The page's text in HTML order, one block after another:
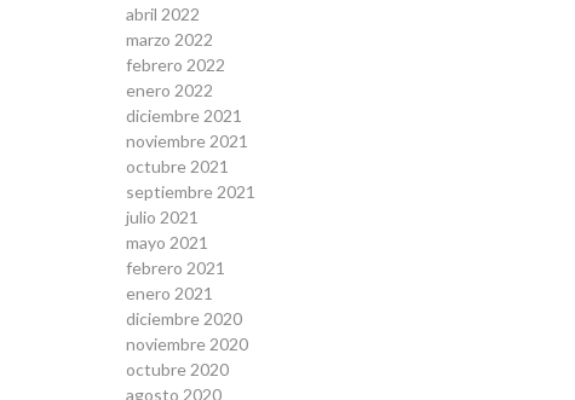
abril 2022
marzo 2022
febrero 2022
enero 2022
diciembre 2021
noviembre 2021
octubre 2021
septiembre 2021
julio 2021
mayo 2021
febrero 2021
enero 2021
diciembre 2020
noviembre 2020
octubre 2020
agosto 2020